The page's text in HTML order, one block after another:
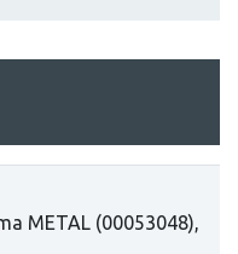
METAL (00053048),